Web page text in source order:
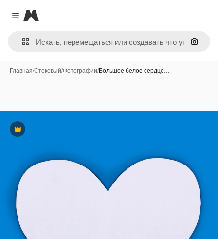
Close menu
Magnific
Поиск
Главная/Стоковый/Фотографии/Большое белое сердце…
Премиум